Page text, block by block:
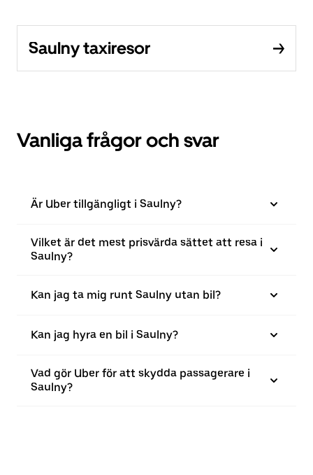
Saulny taxiresor
Vanliga frågor och svar
Är Uber tillgängligt i Saulny?
Vilket är det mest prisvärda sättet att resa i
Saulny?
Kan jag ta mig runt Saulny utan bil?
Kan jag hyra en bil i Saulny?
Vad gör Uber för att skydda passagerare i
Saulny?